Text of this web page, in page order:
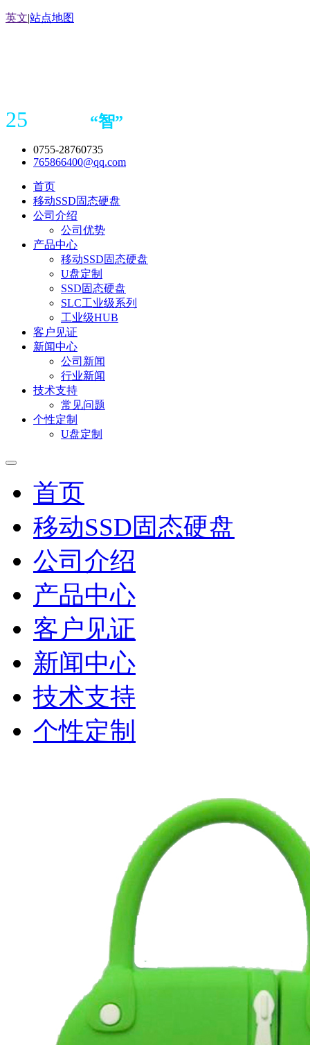
英文|站点地图
25 “智”
0755-28760735
765866400@qq.com
首页
移动SSD固态硬盘
公司介绍
公司优势
产品中心
移动SSD固态硬盘
U盘定制
SSD固态硬盘
SLC工业级系列
工业级HUB
客户见证
新闻中心
公司新闻
行业新闻
技术支持
常见问题
个性定制
U盘定制
首页
移动SSD固态硬盘
公司介绍
产品中心
客户见证
新闻中心
技术支持
个性定制